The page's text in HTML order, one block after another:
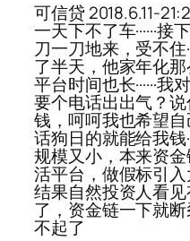
可信贷 2018.6.11-
一天下不了车······
刀一刀地来，受不住
了半天，他家年化
平台时间也长······
要个电话出出气？
钱，呵呵我也希望
话狗日的就能给我钱
规模又小，本来资
活平台，做假标引
结果自然投资人看
了，资金链一下就
不起了